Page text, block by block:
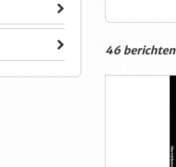
46 berichten